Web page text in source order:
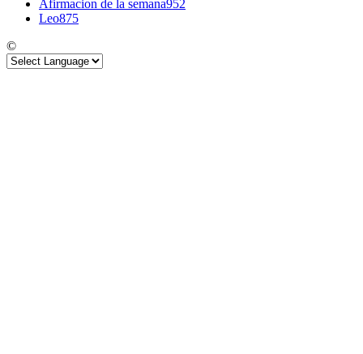
Afirmacion de la semana952
Leo875
©